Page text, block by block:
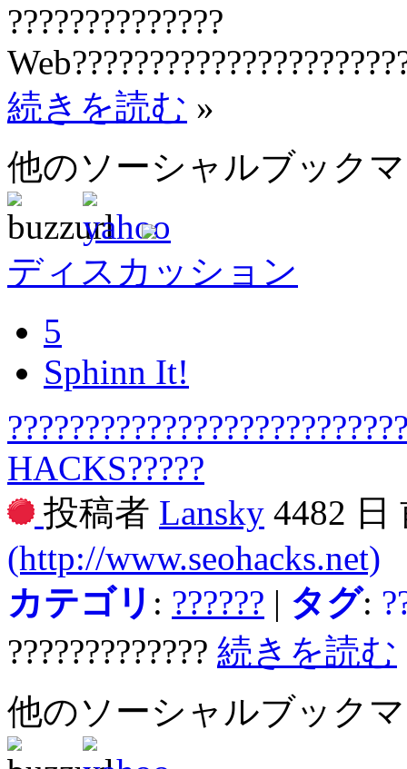
??????????????
続きを読む »
他のソーシャルブック
ディスカッション
5
Sphinn It!
HACKS?????
投稿者 Lansky 4482 日
(http://www.seohacks.net)
カテゴリ : ?????? | タグ:
????????????? 続きを読む
他のソーシャルブック